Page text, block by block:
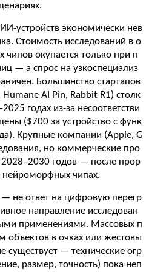
устройств экономически нев
Стоимость исследований в о
чипов окупается только при п
— а спрос на узкоспециализ
Большинство стартапов
AI Pin, Rabbit R1) столк
годах из-за несоответстви
($700 за устройство с функ
Крупные компании (Apple, G
но коммерческие про
годов — после прор
нейроморфных чипах.
— не ответ на цифровую перегр
направление исследован
применениями. Массовых п
объектов в очках или жестовы
— технические огр
размер, точность) пока неп